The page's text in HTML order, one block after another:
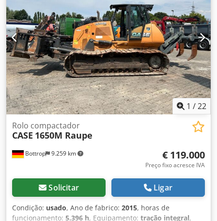
1 /22
Bottrop 9.259 km
Rolo compactador
CASE 1650M Raupe
€ 119.000
Preço fixo acresce IVA
Solicitar Ligar
Condição: usado, Ano de fabrico: 2015, horas de
funcionamento: 5.396 h, Equipamento: tração integral,